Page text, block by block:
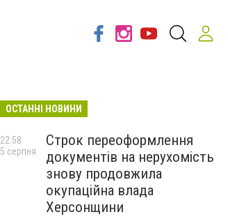
ОСТАННІ НОВИНИ
Строк переоформлення
документів на нерухомість
знову продовжила
окупаційна влада
Херсонщини
22:58
5 серпня